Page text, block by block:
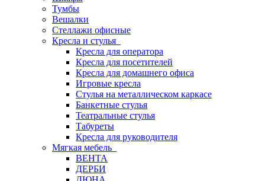
Тумбы
Вешалки
Стеллажи офисные
Кресла и стулья
Кресла для оператора
Кресла для посетителей
Кресла для домашнего офиса
Игровые кресла
Стулья на металлическом каркасе
Банкетные стулья
Театральные стулья
Табуреты
Кресла для руководителя
Мягкая мебель
ВЕНТА
ДЕРБИ